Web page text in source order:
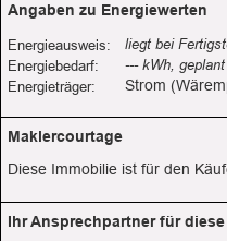
Energieausweis:
Energiebedarf:
Energieträger:
Angaben zu Energiewerten
liegt bei
--- kWh,
Strom
Diese Immobilie ist für den
Maklercourtage
Ihr Ansprechpartner für